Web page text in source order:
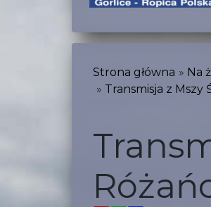
Strona główna Na
Transmisja z Mszy